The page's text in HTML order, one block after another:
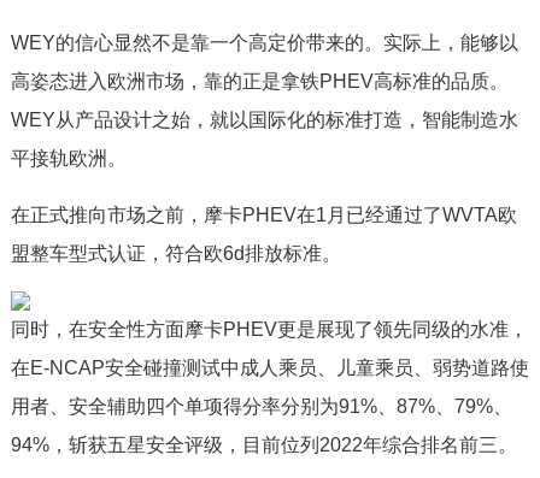
WEY的信心显然不是靠一个高定价带来的。实际上，能够以
高姿态进入欧洲市场，靠的正是拿铁PHEV高标准的品质。
WEY从产品设计之始，就以国际化的标准打造，智能制造水
平接轨欧洲。
在正式推向市场之前，摩卡PHEV在1月已经通过了WVTA欧
盟整车型式认证，符合欧6d排放标准。
同时，在安全性方面摩卡PHEV更是展现了领先同级的水准，
在E-NCAP安全碰撞测试中成人乘员、儿童乘员、弱势道路使
用者、安全辅助四个单项得分率分别为91%、87%、79%、
94%，斩获五星安全评级，目前位列2022年综合排名前三。